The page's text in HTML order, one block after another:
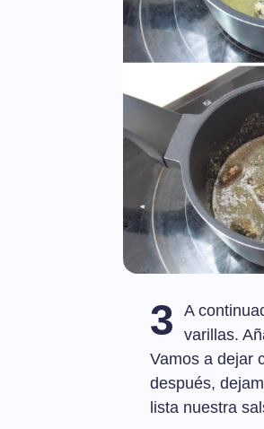
3
A
varillas.
Vamos a dejar
después,
lista nuestra